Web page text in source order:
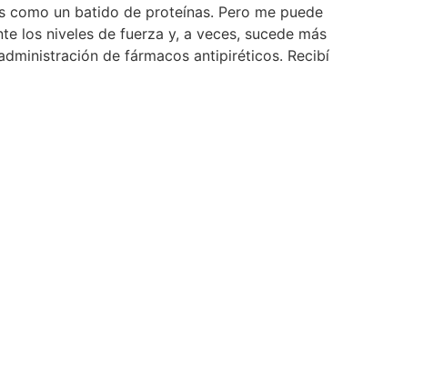
como un batido de proteínas. Pero me puede
los niveles de fuerza y, a veces, sucede más
de fármacos antipiréticos. Recibí